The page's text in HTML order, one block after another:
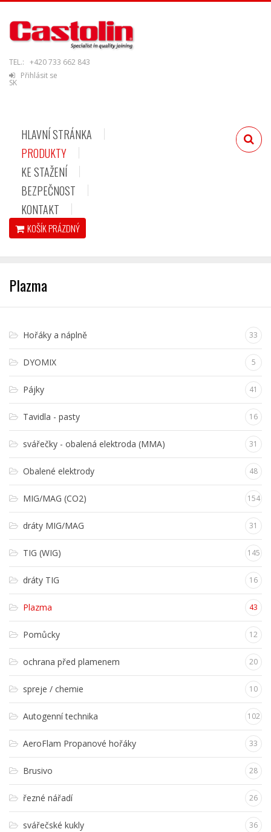
TEL.: +420 733 662 843
Přihlásit se
SK
HLAVNÍ STRÁNKA
PRODUKTY
KE STAŽENÍ
BEZPEČNOST
KONTAKT
KOŠÍKPRÁZDNÝ
Plazma
Hořáky a náplně 33
DYOMIX 5
Pájky 41
Tavidla - pasty 16
svářečky - obalená elektroda (MMA) 31
Obalené elektrody 48
MIG/MAG (CO2) 154
dráty MIG/MAG 31
TIG (WIG) 145
dráty TIG 16
Plazma 43
Pomůcky 12
ochrana před plamenem 20
spreje / chemie 10
Autogenní technika 102
AeroFlam Propanové hořáky 33
Brusivo 28
řezné nářadí 26
svářečské kukly 36